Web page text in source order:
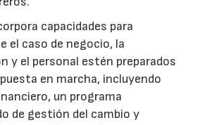
capacidades para
el caso de negocio, la
y el personal estén preparados
en marcha, incluyendo
un programa
de gestión del cambio y